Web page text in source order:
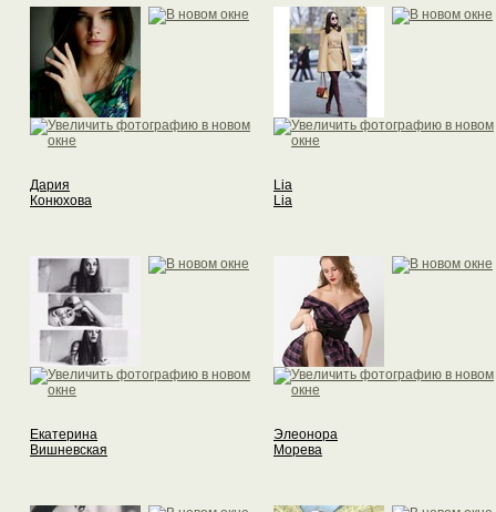
Дария
Конюхова
Lia
Lia
Екатерина
Вишневская
Элеонора
Морева